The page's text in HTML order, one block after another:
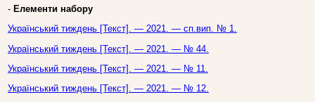
- Елементи набору
Український тиждень [Текст]. — 2021. — сп.вип. № 1.
Український тиждень [Текст]. — 2021. — № 44.
Український тиждень [Текст]. — 2021. — № 11.
Український тиждень [Текст]. — 2021. — № 12.